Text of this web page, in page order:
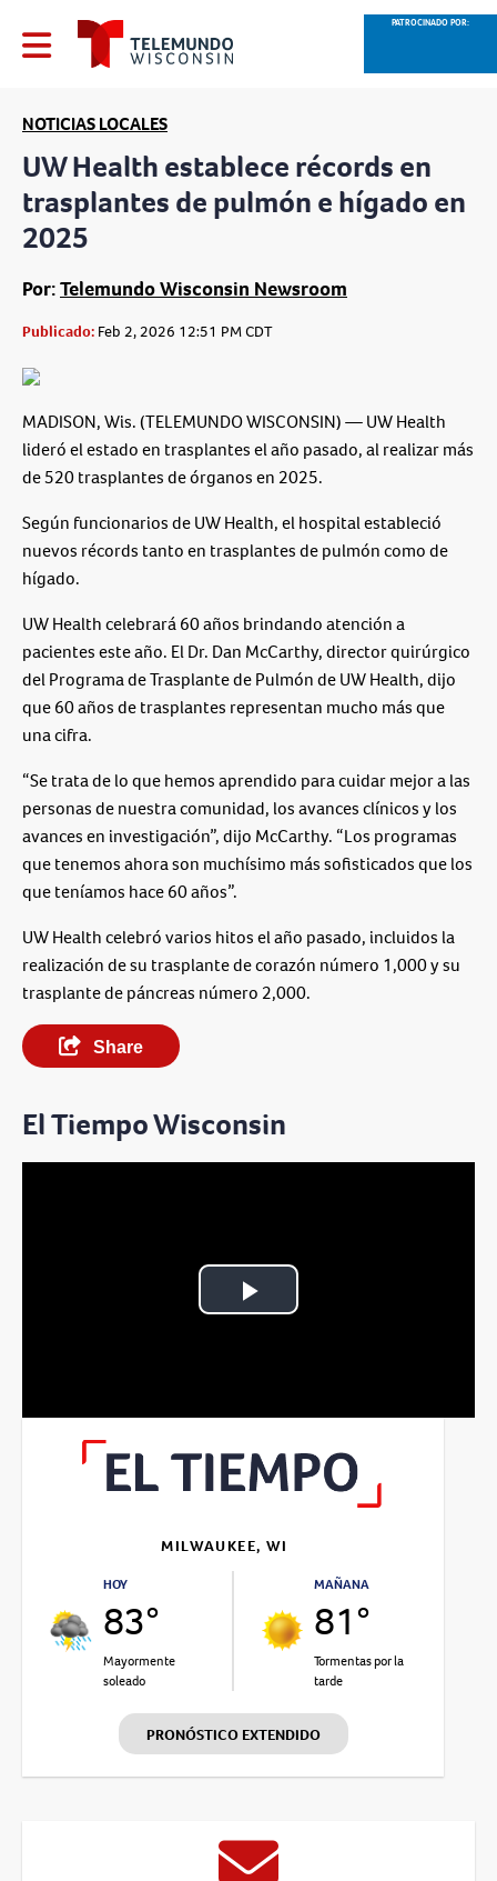
PATROCINADO POR:
NOTICIAS LOCALES
UW Health establece récords en
trasplantes de pulmón e hígado en
2025
Por:Telemundo Wisconsin Newsroom
Publicado: Feb 2, 2026 12:51 PM CDT
MADISON, Wis. (TELEMUNDO WISCONSIN)— UW Health
lideró el estado en trasplantes el año pasado, al realizarmás
de 520 trasplantes de órganos en 2025.
Según funcionarios de UW Health, el hospital estableció
nuevos récords tanto en trasplantes depulmóncomo de
hígado.
UW Health celebrará60 años brindando atención a
pacientes este año. El Dr. Dan McCarthy, director quirúrgico
del Programa de Trasplante de Pulmón de UW Health, dijo
que 60 años de trasplantes representan mucho más que
una cifra.
“Se trata de lo que hemos aprendido para cuidar mejor a las
personas de nuestra comunidad, los avances clínicos y los
avances en investigación”, dijo McCarthy. “Los programas
que tenemos ahora son muchísimo más sofisticados que los
que teníamos hace 60 años”.
UW Health celebró varios hitos el año pasado, incluidos la
realización de su trasplante de corazón número 1,000y su
trasplante de páncreas número 2,000.
Share
El Tiempo Wisconsin
Play
MILWAUKEE, WI
HOY
83°
Mayormente
soleado
MAÑANA
81°
Tormentas por la
tarde
PRONÓSTICO EXTENDIDO